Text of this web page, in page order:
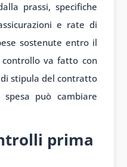
prassi, specifiche
e rate di
sostenute entro il
va fatto con
stipula del contratto
può cambiare
prima